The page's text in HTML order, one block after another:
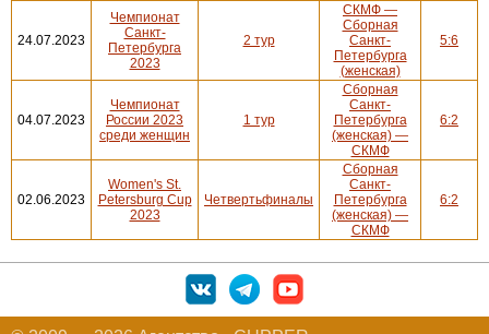
24.07.2023
Чемпионат
Санкт-
Петербурга
2023
2 тур
СКМФ —
Сборная
Санкт-
Петербурга
(женская)
5:6
04.07.2023
Чемпионат
России 2023
среди женщин
1 тур
Сборная
Санкт-
Петербурга
(женская) —
СКМФ
6:2
02.06.2023
Women's St.
Petersburg Cup
2023
Четвертьфиналы
Сборная
Санкт-
Петербурга
(женская) —
СКМФ
6:2